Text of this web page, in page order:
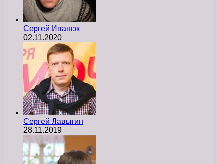
Сергей Иванюк
02.11.2020
Сергей Лавыгин
28.11.2019